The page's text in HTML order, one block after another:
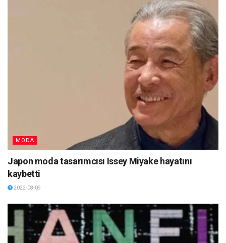
MODA
Japon moda tasarımcısı Issey Miyake hayatını
kaybetti
2022-08-09